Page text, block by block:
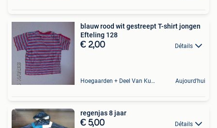
blauw rood wit gestreept T-shirt jongen
Efteling 128
€ 2,00 Détails
Hoegaarden + Deel Van Kumtich + Deel Van Tienen Aujourd'hui
regenjas 8 jaar
€ 5,00 Détails